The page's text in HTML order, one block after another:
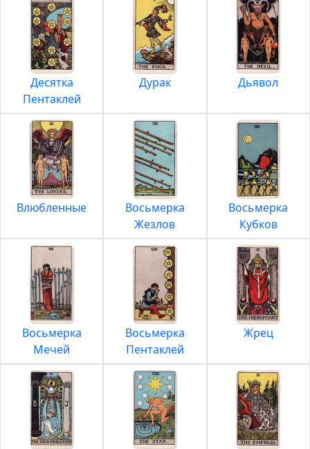
Десятка
Пентаклей
Дурак Дьявол
Влюбленные
Восьмерка
Жезлов
Восьмерка
Кубков
Восьмерка
Мечей
Восьмерка
Пентаклей
Жрец